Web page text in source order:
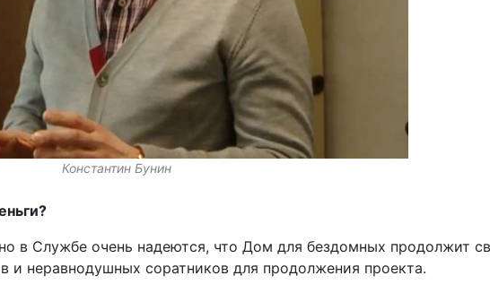
Константин Бунин
в Службе очень надеются, что Дом для бездомных продолжит
и неравнодушных соратников для продолжения проекта.